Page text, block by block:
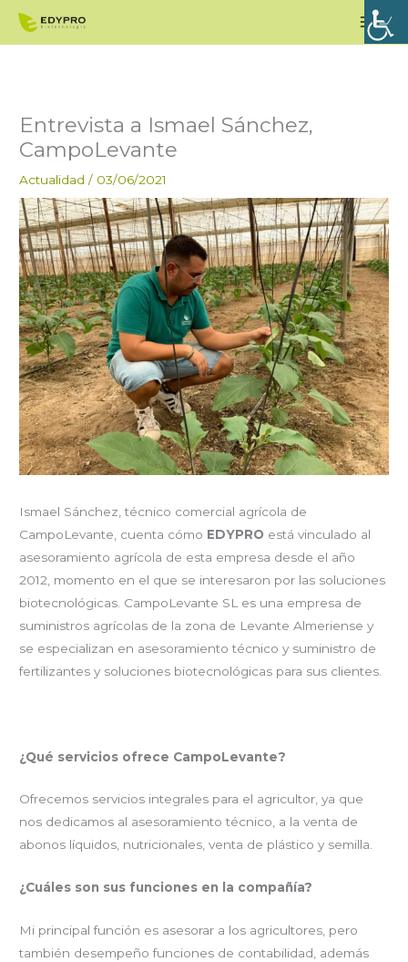
Entrevista a Ismael Sánchez,
CampoLevante
Actualidad / 03/06/2021
Ismael Sánchez, técnico comercial agrícola de
CampoLevante, cuenta cómo EDYPRO está vinculado al
asesoramiento agrícola de esta empresa desde el año
2012, momento en el que se interesaron por las soluciones
biotecnológicas. CampoLevante SL es una empresa de
suministros agrícolas de la zona de Levante Almeriense y
se especializan en asesoramiento técnico y suministro de
fertilizantes y soluciones biotecnológicas para sus clientes.
¿Qué servicios ofrece CampoLevante?
Ofrecemos servicios integrales para el agricultor, ya que
nos dedicamos al asesoramiento técnico, a la venta de
abonos líquidos, nutricionales, venta de plástico y semilla.
¿Cuáles son sus funciones en la compañía?
Mi principal función es asesorar a los agricultores, pero
también desempeño funciones de contabilidad, además